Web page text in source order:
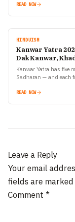
READ NOW
HINDUISM
Kanwar Yatra
Dak Kanwar,
Kanwar
Kanwar Yatra has five
Sadharan — and each
READ NOW
Leave a Reply
Your email
fields are marked
Comment *